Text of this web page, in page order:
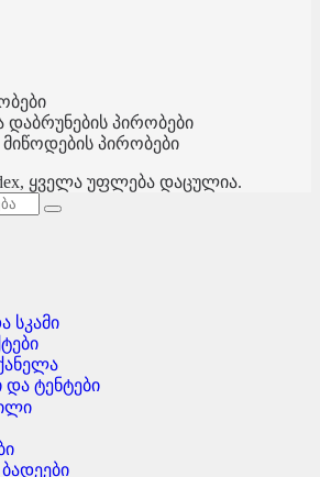
დაბრუნების პირობები
პირობები
ყველა უფლება დაცულია.
სკამი
ტენტები